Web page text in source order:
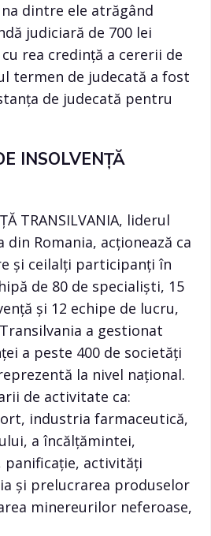
dintre ele atrăgând
judiciară de 700 lei
rea credinţă a cererii de
termen de judecată a fost
de judecată pentru
INSOLVENȚĂ
TRANSILVANIA, liderul
Romania, acționează ca
și ceilalți participanți în
de 80 de specialiști, 15
și 12 echipe de lucru,
a gestionat
a peste 400 de societăți
la nivel național.
de activitate ca:
industria farmaceutică,
a încălțămintei,
panificație, activități
și prelucrarea produselor
minereurilor neferoase,